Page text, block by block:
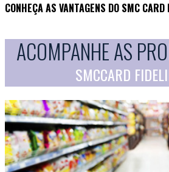
CONHEÇA AS VANTAGENS DO SMC CARD
ACOMPANHE AS
SMCCARD